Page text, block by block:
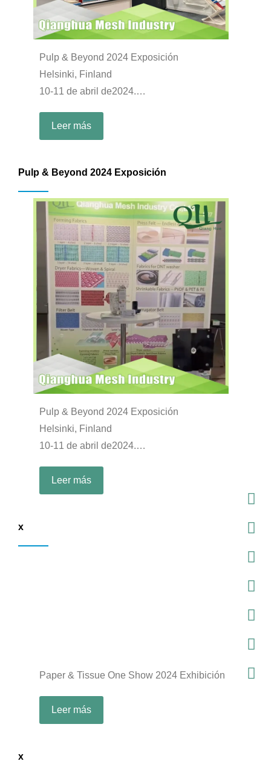
Pulp & Beyond 2024 Exposición
Helsinki, Finland
10-11 de abril de2024.
Leer más
Pulp & Beyond 2024 Exposición
Pulp & Beyond 2024 Exposición
Helsinki, Finland
10-11 de abril de2024.
Leer más
x
Paper & Tissue One Show 2024 Exhibición
Leer más
x